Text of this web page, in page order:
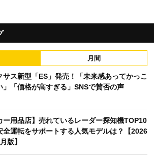
月間
サス新型「ES」発売！「未来感あってかっこ
」「価格が高すぎる」SNSで賛否の声
ー用品店】売れているレーダー探知機TOP10
全運転をサポートする人気モデルは？【2026
版】